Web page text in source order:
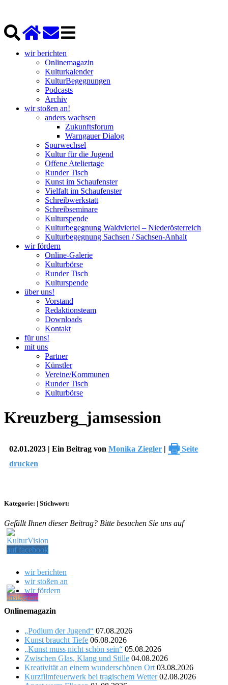
wir berichten
Onlinemagazin
Kulturkalender
KulturBegegnungen
Podcasts
Archiv
wir stoßen an!
anders wachsen
Zukunftsforum
Warngauer Dialog
Spurwechsel
Kultur für die Jugend
Offene Ateliertage
Runder Tisch
Kunst im Schaufenster
Vielfalt im Schaufenster
Schreibwerkstatt
Schreibseminare
Kulturspende
Kulturbegegnung Waldviertel – Niederösterreich
Kulturbegegnung Sachsen / Sachsen-Anhalt
wir fördern
Online-Galerie
Kulturbörse
Runder Tisch
Kulturspende
über uns!
Vorstand
Redaktionsteam
Downloads
Kontakt
für uns!
mit uns
Partner
Künstler
Vereine/Kommunen
Runder Tisch
Kulturbörse
Kreuzberg_jamsession
02.01.2023 | Ein Beitrag von Monika Ziegler | 🖶 Seite
drucken
Kategorie: | Stichwort:
Gefällt Ihnen dieser Beitrag? Bitte besuchen Sie uns auf
wir berichten
wir stoßen an
wir fördern
Onlinemagazin
„Podium der Jugend“ 07.08.2026
Kunst braucht Tiefe 06.08.2026
„Kunst muss nicht schön sein“ 05.08.2026
Zwischen Glas, Klang und Stille 04.08.2026
Kreativität an einem wunderschönen Ort 03.08.2026
Kurzfilmfeuerwerk bei tragischem Wetter 02.08.2026